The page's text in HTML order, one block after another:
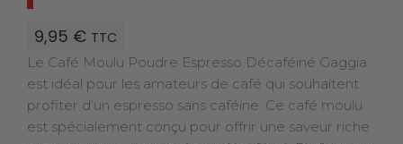
9,95 € TTC
Le Café Moulu Poudre Espresso Décaféiné Gaggia
est idéal pour les amateurs de café qui souhaitent
profiter d’un espresso sans caféine. Ce café moulu
est spécialement conçu pour offrir une saveur riche